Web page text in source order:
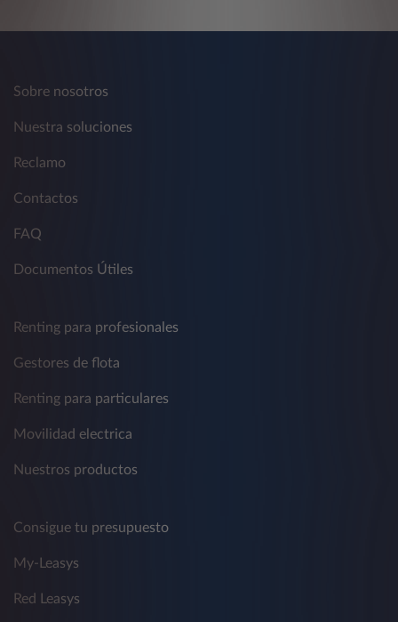
Sobre nosotros
Nuestra soluciones
Reclamo
Contactos
FAQ
Documentos Útiles
Renting para profesionales
Gestores de flota
Renting para particulares
Movilidad electrica
Nuestros productos
Consigue tu presupuesto
My-Leasys
Red Leasys